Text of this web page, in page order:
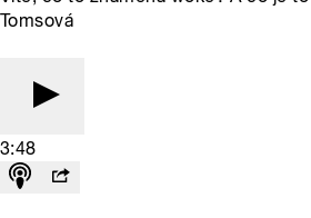
Tomsová
3:48